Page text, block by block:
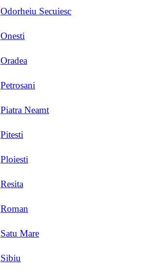
Odorheiu Secuiesc
Onesti
Oradea
Petrosani
Piatra Neamt
Pitesti
Ploiesti
Resita
Roman
Satu Mare
Sibiu